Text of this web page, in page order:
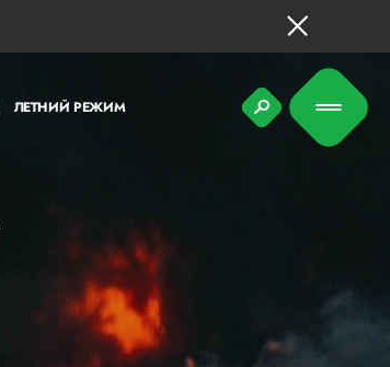
ЛЕТНИЙ РЕЖИМ